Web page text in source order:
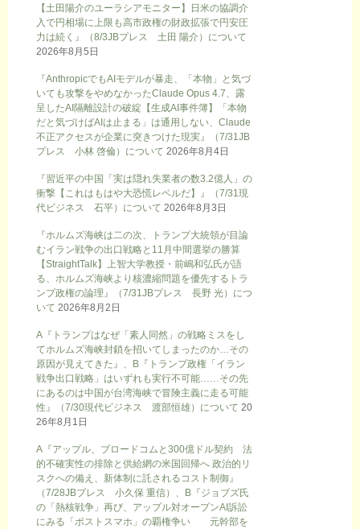
【土田陽介のユーラシアモニター】日米の協調介
入で円相場に上限も高市政権の財政拡張で円安圧
力は続く』（8/3JBプレス 土田 陽介）について
2026年8月5日
『AnthropicでもAIモデルが暴走、「本物」と気づ
いても攻撃をやめなかったClaude Opus 4.7、露
呈したAI隔離設計の破綻【生成AI事件簿】「本物
だと気づけばAIは止まる」は通用しない、Claude
不正アクセスが企業に突きつけた現実』（7/31JB
プレス 小林 啓倫）について 2026年8月4日
『習近平の中国「実は隠れ失業者の数3.2億人」の
衝撃【これはもはや大恐慌レベルだ】』（7/31現
代ビジネス 石平）について 2026年8月3日
『ホルムズ海峡は二の次、トランプ大統領が目論
むイラン戦争の出口戦略と11月中間選挙の勝算
【StraightTalk】上智大学教授・前嶋和弘氏が語
る、ホルムズ海峡より核濃縮問題を優先するトラ
ンプ政権の論理』（7/31JBプレス 長野 光）につ
いて 2026年8月2日
A『トランプはなぜ「素人同然」の戦略ミスをし
てホルムズ海峡封鎖を招いてしまったのか…その
原因が見えてきた』、B『トランプ政権「イラン
戦争出口戦略」はいずれも実行不可能……その先
にあるのは中国が台湾海峡で冒険主義に走る可能
性』（7/30現代ビジネス 渡部恒雄）について 20
26年8月1日
A『アップル、ブロードコムと300億ドル契約 法
的不確実性の排除と供給網の米国回帰へ 政治的リ
スクへの備え、新体制に託されるコスト制御』
（7/28JBプレス 小久保 重信）、B『ジョブズ氏
の「熱核戦争」再び、アップル対オープンAI訴訟
にみる「ポストスマホ」の覇権争い 元幹部を